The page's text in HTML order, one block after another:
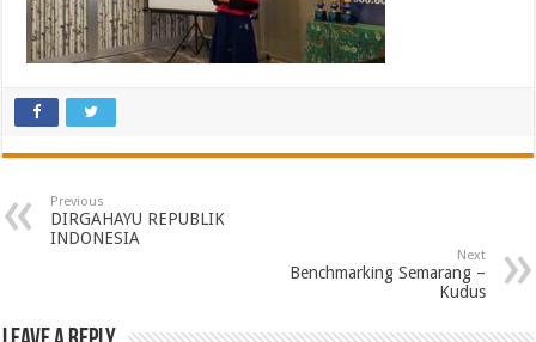
Previous
DIRGAHAYU REPUBLIK
INDONESIA
Next
Benchmarking Semarang –
Kudus